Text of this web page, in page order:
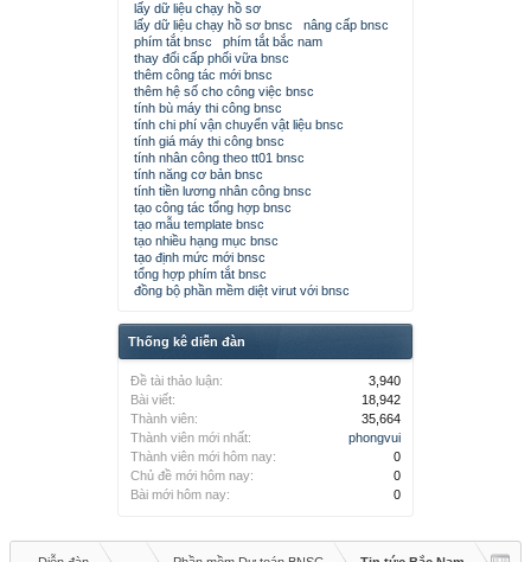
lấy dữ liệu chạy hồ sơ
lấy dữ liệu chạy hồ sơ bnsc
nâng cấp bnsc
phím tắt bnsc
phím tắt bắc nam
thay đổi cấp phối vữa bnsc
thêm công tác mới bnsc
thêm hệ số cho công việc bnsc
tính bù máy thi công bnsc
tính chi phí vận chuyển vật liệu bnsc
tính giá máy thi công bnsc
tính nhân công theo tt01 bnsc
tính năng cơ bản bnsc
tính tiền lương nhân công bnsc
tạo công tác tổng hợp bnsc
tạo mẫu template bnsc
tạo nhiều hạng mục bnsc
tạo định mức mới bnsc
tổng hợp phím tắt bnsc
đồng bộ phần mềm diệt virut với bnsc
Thống kê diễn đàn
Đề tài thảo luận:
3,940
Bài viết:
18,942
Thành viên:
35,664
Thành viên mới nhất:
phongvui
Thành viên mới hôm nay:
0
Chủ đề mới hôm nay:
0
Bài mới hôm nay:
0